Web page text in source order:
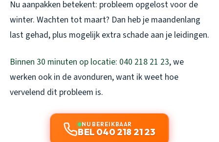
Nu aanpakken betekent: probleem opgelost voor de
winter. Wachten tot maart? Dan heb je maandenlang
last gehad, plus mogelijk extra schade aan je leidingen.
Binnen 30 minuten op locatie: 040 218 21 23, we
werken ook in de avonduren, want ik weet hoe
vervelend dit probleem is.
NU BEREIKBAAR
BEL 040 218 21 23